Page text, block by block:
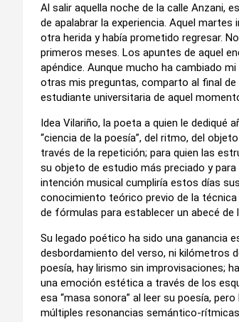
Al salir aquella noche de la calle Anzani,
de apalabrar la experiencia. Aquel
otra herida y había prometido regresar.
primeros meses. Los apuntes de aquel
apéndice. Aunque mucho ha cambiado
otras mis preguntas, comparto al final
estudiante universitaria de aquel
Idea Vilariño, la poeta a quien le dediqué
“ciencia de la poesía”, del ritmo, del
través de la repetición; para quien las
su objeto de estudio más preciado y
intención musical cumpliría estos días
conocimiento teórico previo de la técnica
de fórmulas para establecer un abecé de
Su legado poético ha sido una ganancia
desbordamiento del verso, ni kilómetros
poesía, hay lirismo sin improvisaciones;
una emoción estética a través de los
esa “masa sonora” al leer su poesía,
múltiples resonancias semántico-